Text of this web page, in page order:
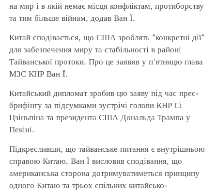
на мир і в якій немає місця конфліктам, протиборству
та тим більше війнам, додав Ван Ї.
Китай сподівається, що США зроблять "конкретні дії"
для забезпечення миру та стабільності в районі
Тайванської протоки. Про це заявив у п'ятницю глава
МЗС КНР Ван Ї.
Китайський дипломат зробив цю заяву під час прес-
брифінгу за підсумками зустрічі голови КНР Сі
Цзіньпіна та президента США Дональда Трампа у
Пекіні.
Підкресливши, що тайванське питання є внутрішньою
справою Китаю, Ван Ї висловив сподівання, що
американська сторона дотримуватиметься принципу
одного Китаю та трьох спільних китайсько-